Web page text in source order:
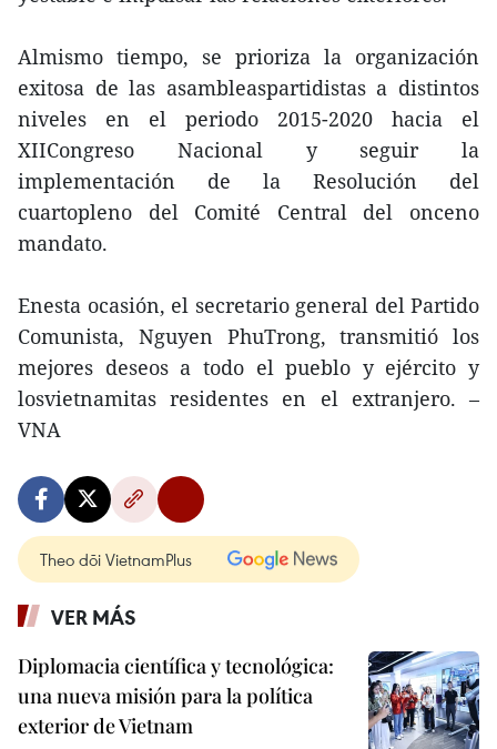
Almismo tiempo, se prioriza la organización
exitosa de las asambleaspartidistas a distintos
niveles en el periodo 2015-2020 hacia el
XIICongreso Nacional y seguir la
implementación de la Resolución del
cuartopleno del Comité Central del onceno
mandato.
Enesta ocasión, el secretario general del Partido
Comunista, Nguyen PhuTrong, transmitió los
mejores deseos a todo el pueblo y ejército y
losvietnamitas residentes en el extranjero. –
VNA
Theo dõi VietnamPlus
VER MÁS
Diplomacia científica y tecnológica:
una nueva misión para la política
exterior de Vietnam